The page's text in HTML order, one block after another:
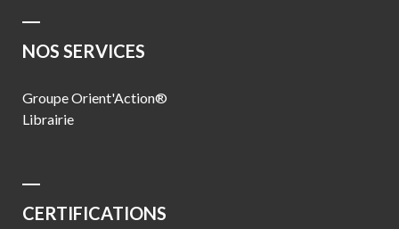
NOS SERVICES
Groupe Orient'Action®
Librairie
CERTIFICATIONS